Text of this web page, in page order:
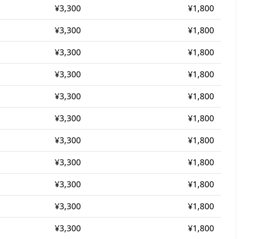
¥3,300
¥1,800
¥3,300
¥1,800
¥3,300
¥1,800
¥3,300
¥1,800
¥3,300
¥1,800
¥3,300
¥1,800
¥3,300
¥1,800
¥3,300
¥1,800
¥3,300
¥1,800
¥3,300
¥1,800
¥3,300 ¥1,800